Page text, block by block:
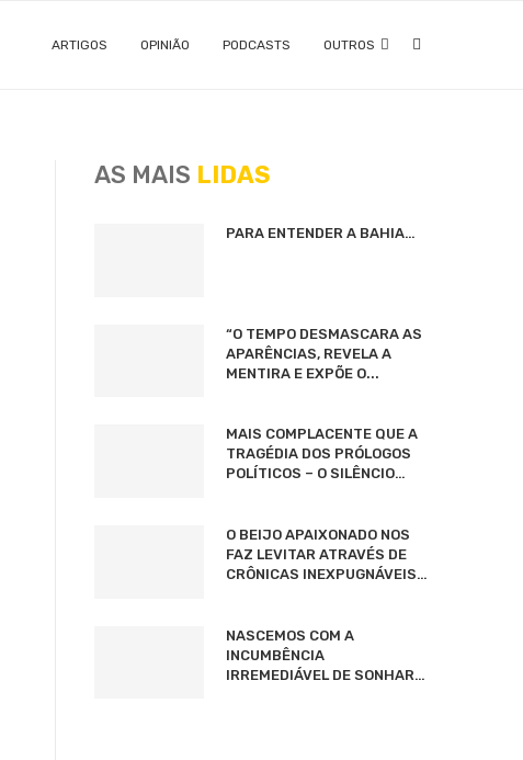
ARTIGOS OPINIÃO PODCASTS OUTROS
AS MAIS LIDAS
PARA ENTENDER A BAHIA…
“O TEMPO DESMASCARA AS
APARÊNCIAS, REVELA A
MENTIRA E EXPÕE O...
MAIS COMPLACENTE QUE A
TRAGÉDIA DOS PRÓLOGOS
POLÍTICOS – O SILÊNCIO…
O BEIJO APAIXONADO NOS
FAZ LEVITAR ATRAVÉS DE
CRÔNICAS INEXPUGNÁVEIS…
NASCEMOS COM A
INCUMBÊNCIA
IRREMEDIÁVEL DE SONHAR…